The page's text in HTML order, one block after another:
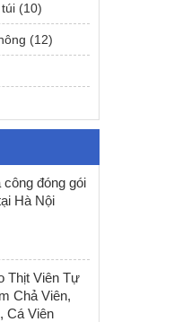
(10)
(12)
công đóng gói
Hà Nội
Thịt Viên Tự
Chả Viên,
Cá Viên